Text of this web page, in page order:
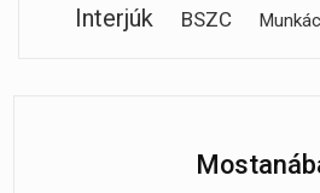
Interjúk BSZC